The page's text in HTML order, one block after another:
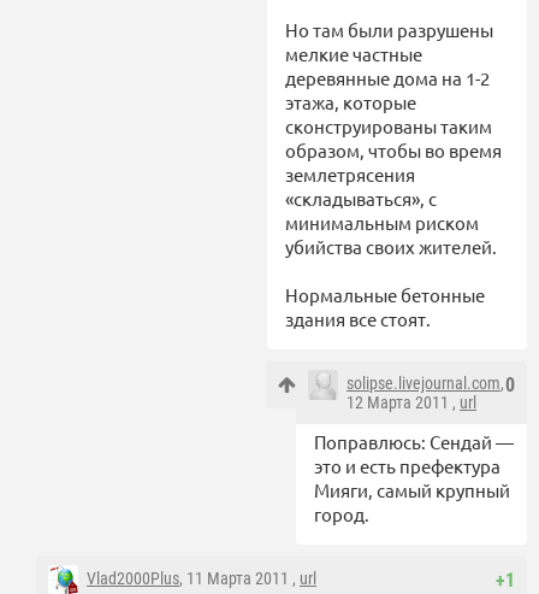
Но там были разрушены
мелкие частные
деревянные дома на 1-2
этажа, которые
сконструированы таким
образом, чтобы во время
землетрясения
«складываться», с
минимальным риском
убийства своих жителей.
Нормальные бетонные
здания все стоят.
0
solipse.livejournal.com,
12 Марта 2011 , url
Поправлюсь: Сендай —
это и есть префектура
Мияги, самый крупный
город.
+1
Vlad2000Plus, 11 Марта 2011 , url